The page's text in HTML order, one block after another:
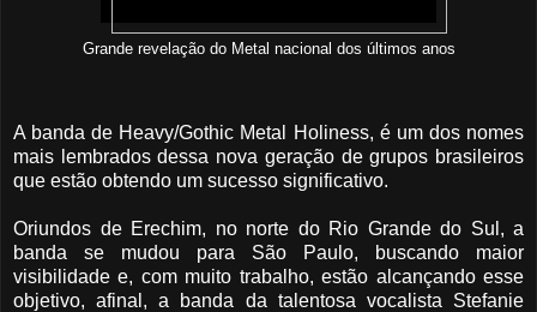
Grande revelação do Metal nacional dos últimos anos
A banda de Heavy/Gothic Metal Holiness, é um dos nomes
mais lembrados dessa nova geração de grupos brasileiros
que estão obtendo um sucesso significativo.
Oriundos de Erechim, no norte do Rio Grande do Sul, a
banda se mudou para São Paulo, buscando maior
visibilidade e, com muito trabalho, estão alcançando esse
objetivo, afinal, a banda da talentosa vocalista Stefanie